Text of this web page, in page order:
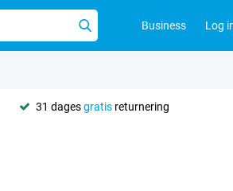
Business Log
31 dagesgratis returnering